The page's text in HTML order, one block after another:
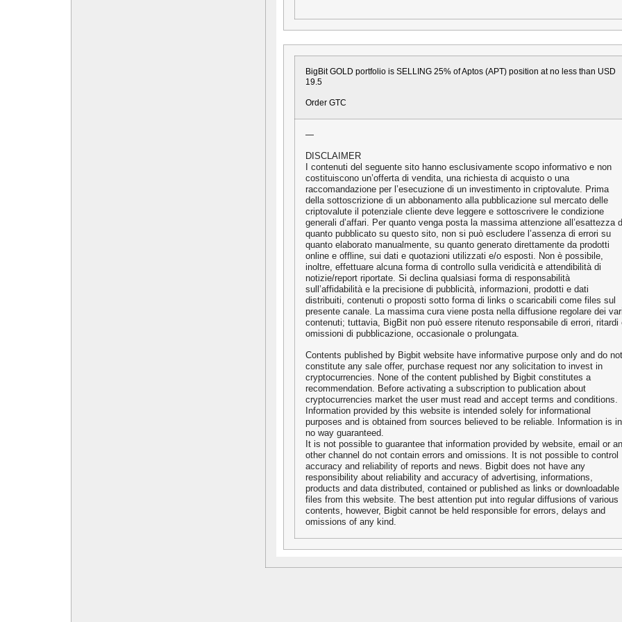
BigBit GOLD portfolio is SELLING 25% of Aptos (APT) position at no less than USD
19.5
Order GTC
—
DISCLAIMER
I contenuti del seguente sito hanno esclusivamente scopo informativo e non
costituiscono un’offerta di vendita, una richiesta di acquisto o una
raccomandazione per l’esecuzione di un investimento in criptovalute. Prima
della sottoscrizione di un abbonamento alla pubblicazione sul mercato delle
criptovalute il potenziale cliente deve leggere e sottoscrivere le condizione
generali d’affari. Per quanto venga posta la massima attenzione all’esattezza
quanto pubblicato su questo sito, non si può escludere l’assenza di errori su
quanto elaborato manualmente, su quanto generato direttamente da prodotti
online e offline, sui dati e quotazioni utilizzati e/o esposti. Non è possibile,
inoltre, effettuare alcuna forma di controllo sulla veridicità e attendibilità di
notizie/report riportate. Si declina qualsiasi forma di responsabilità
sull’affidabilità e la precisione di pubblicità, informazioni, prodotti e dati
distribuiti, contenuti o proposti sotto forma di links o scaricabili come files sul
presente canale. La massima cura viene posta nella diffusione regolare dei
contenuti; tuttavia, BigBit non può essere ritenuto responsabile di errori, ritardi
omissioni di pubblicazione, occasionale o prolungata.
Contents published by Bigbit website have informative purpose only and do not
constitute any sale offer, purchase request nor any solicitation to invest in
cryptocurrencies. None of the content published by Bigbit constitutes a
recommendation. Before activating a subscription to publication about
cryptocurrencies market the user must read and accept terms and conditions.
Information provided by this website is intended solely for informational
purposes and is obtained from sources believed to be reliable. Information is in
no way guaranteed.
It is not possible to guarantee that information provided by website, email or
other channel do not contain errors and omissions. It is not possible to control
accuracy and reliability of reports and news. Bigbit does not have any
responsibility about reliability and accuracy of advertising, informations,
products and data distributed, contained or published as links or downloadable
files from this website. The best attention put into regular diffusions of various
contents, however, Bigbit cannot be held responsible for errors, delays and
omissions of any kind.